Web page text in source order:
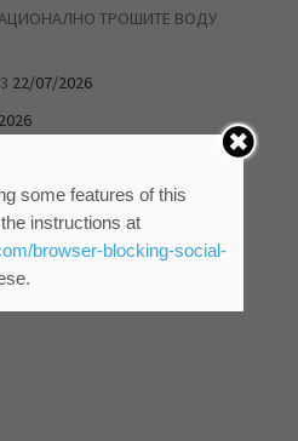
ТРОШИТЕ ВОДУ
22/07/2026
ЈУТЈУБ КАНАЛУ
some features of this
instructions at
browser-blocking-social-